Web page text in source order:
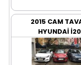
2015 CAM
HYUNDAİ İ20